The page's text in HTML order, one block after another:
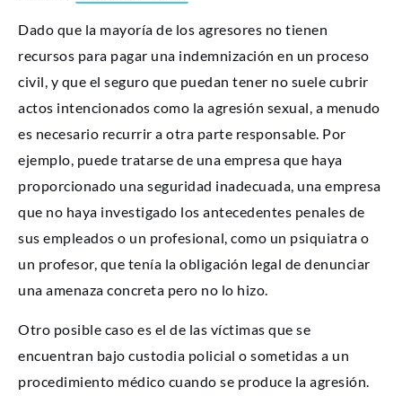
Dado que la mayoría de los agresores no tienen
recursos para pagar una indemnización en un proceso
civil, y que el seguro que puedan tener no suele cubrir
actos intencionados como la agresión sexual, a menudo
es necesario recurrir a otra parte responsable. Por
ejemplo, puede tratarse de una empresa que haya
proporcionado una seguridad inadecuada, una empresa
que no haya investigado los antecedentes penales de
sus empleados o un profesional, como un psiquiatra o
un profesor, que tenía la obligación legal de denunciar
una amenaza concreta pero no lo hizo.
Otro posible caso es el de las víctimas que se
encuentran bajo custodia policial o sometidas a un
procedimiento médico cuando se produce la agresión.